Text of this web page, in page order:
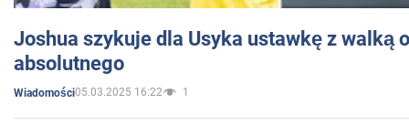
Joshua szykuje dla Usyka ustawkę z walką
absolutnego
Wiadomości05.03.2025 16:22 1